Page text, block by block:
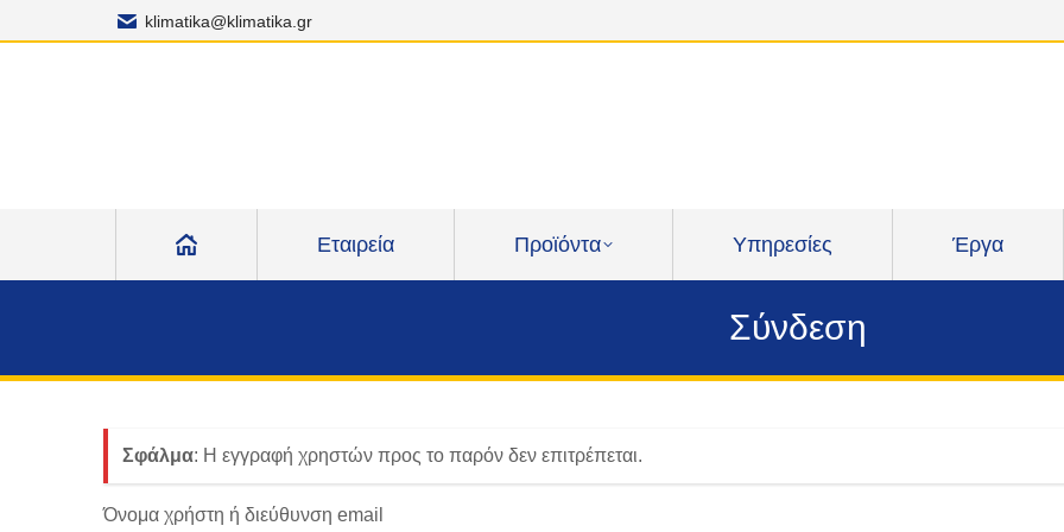
klimatika@klimatika.gr
Εταιρεία Προϊόντα Υπηρεσίες Έργα
Σύνδεση
Σφάλμα: Η εγγραφή χρηστών προς το παρόν δεν επιτρέπεται.
Όνομα χρήστη ή διεύθυνση email